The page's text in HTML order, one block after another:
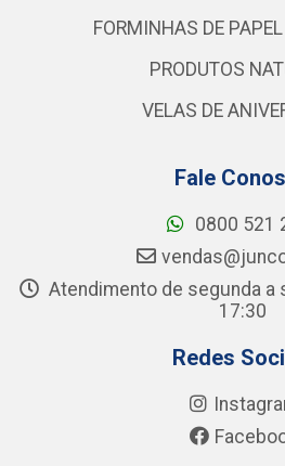
FORMINHAS DE
PRODUTOS
VELAS DE
Fale
0800 521
Atendimento de segunda a
17:30
Redes